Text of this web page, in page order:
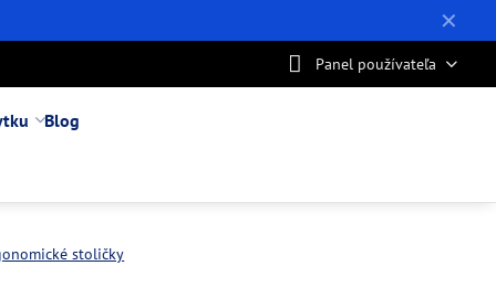
✕
Panel používateľa
Blog
stoličky